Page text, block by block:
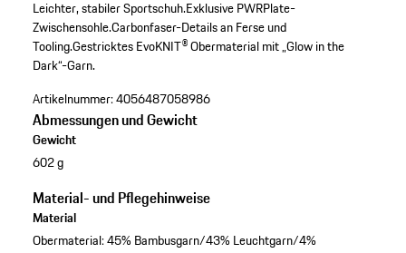
Leichter, stabiler Sportschuh.Exklusive PWRPlate-
Zwischensohle.Carbonfaser-Details an Ferse und
Tooling.Gestricktes EvoKNIT® Obermaterial mit „Glow in the
Dark“-Garn.
Artikelnummer:4056487058986
Abmessungen und Gewicht
Gewicht
602 g
Material- und Pflegehinweise
Material
Obermaterial: 45% Bambusgarn/43% Leuchtgarn/4%